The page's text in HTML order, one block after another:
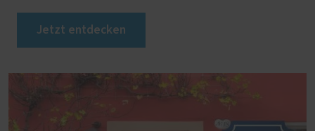
Jetzt entdecken